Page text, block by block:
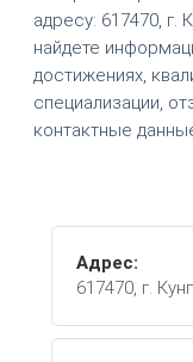
адресу: 617470, г.
найдете
достижениях,
специализации,
контактные
Адрес:
617470, г.